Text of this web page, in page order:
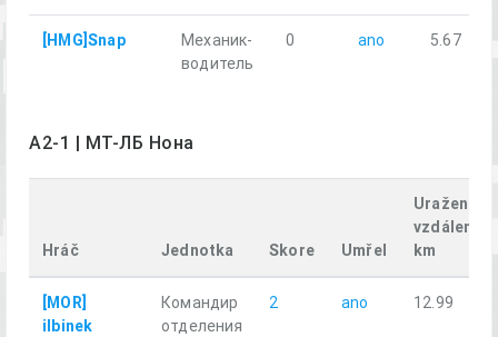
[HMG]Snap
Механик-
водитель
0 ano 5.67
A2-1 | МТ-ЛБ Нона
Hráč Jednotka Skore Umřel
Uražená
km
[MOR]
ilbinek
Командир
отделения
2 ano 12.99